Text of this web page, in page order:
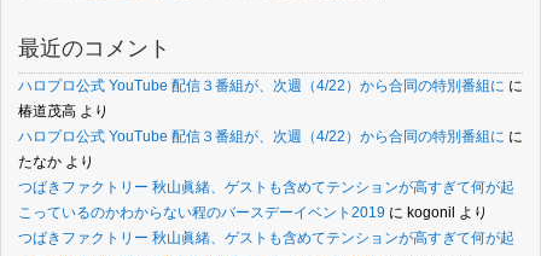
最近のコメント
ハロプロ公式 YouTube 配信３番組が、次週（4/22）から合同の特別番組に に
椿道茂高 より
ハロプロ公式 YouTube 配信３番組が、次週（4/22）から合同の特別番組に に
たなか より
つばきファクトリー 秋山眞緒、ゲストも含めてテンションが高すぎて何が起
こっているのかわからない程のバースデーイベント2019 に kogonil より
つばきファクトリー 秋山眞緒、ゲストも含めてテンションが高すぎて何が起